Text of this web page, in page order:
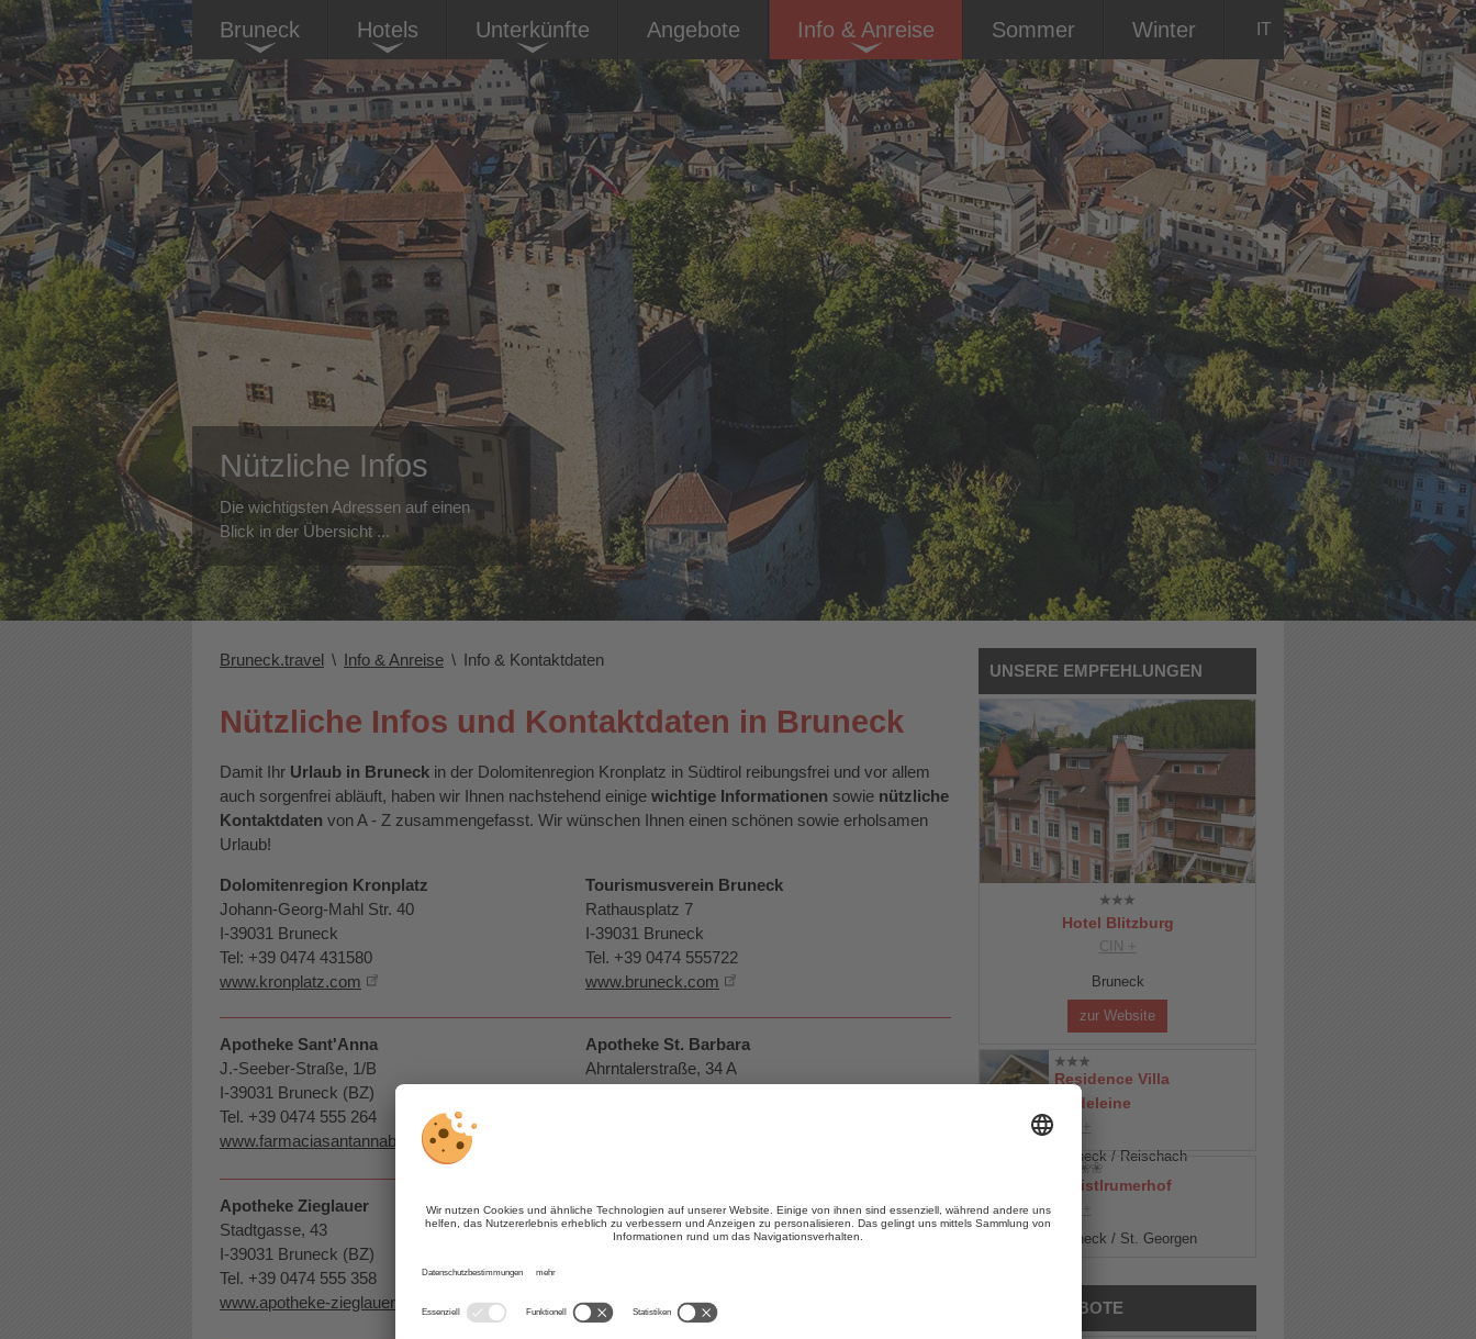
Bruneck Hotels Unterkünfte Angebote Info & Anreise Sommer Winter IT
Bruneck.travel \ Info & Anreise \ Info & Kontaktdaten
Nützliche Infos und Kontaktdaten in Bruneck
Damit Ihr Urlaub in Bruneck in der Dolomitenregion Kronplatz in Südtirol reibungsfrei und vor allem
auch sorgenfrei abläuft, haben wir Ihnen nachstehend einige wichtige Informationen sowie nützliche
Kontaktdaten von A - Z zusammengefasst. Wir wünschen Ihnen einen schönen sowie erholsamen
Urlaub!
Dolomitenregion Kronplatz
Johann-Georg-Mahl Str. 40
I-39031 Bruneck
Tel: +39 0474 431580
www.kronplatz.com
Tourismusverein Bruneck
Rathausplatz 7
I-39031 Bruneck
Tel. +39 0474 555722
www.bruneck.com
Apotheke Sant'Anna
J.-Seeber-Straße, 1/B
I-39031 Bruneck (BZ)
Tel. +39 0474 555 264
www.farmaciasantannabrunico.it
Apotheke St. Barbara
Ahrntalerstraße, 34 A
Apotheke Zieglauer
Stadtgasse, 43
I-39031 Bruneck (BZ)
Tel. +39 0474 555 358
www.apotheke-zieglauer.com
Carabinieri Bruneck
Alpinistraße 9
Notruf: 112
UNSERE EMPFEHLUNGEN
Hotel Blitzburg
CIN +
Bruneck
zur Website
Residence Villa
Madeleine
Bruneck / Reischach
Christlrumerhof
Bruneck / St. Georgen
TOP-ANGEBOTE
Nützliche Infos
Die wichtigsten Adressen auf einen
Blick in der Übersicht ...